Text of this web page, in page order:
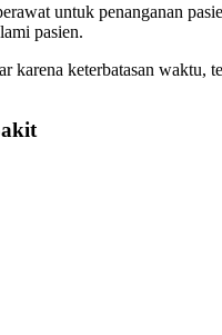
untuk penanganan
pasien.
keterbatasan waktu,